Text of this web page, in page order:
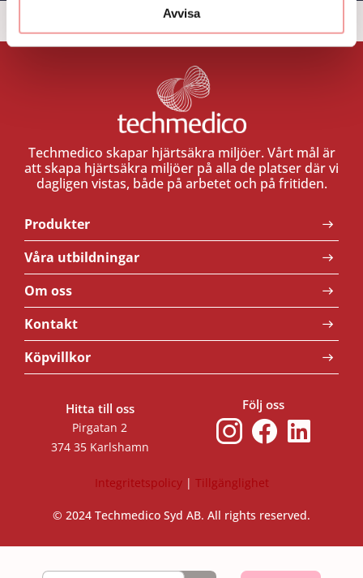
Avvisa
Techmedico skapar hjärtsäkra miljöer. Vårt mål är
att skapa hjärtsäkra miljöer på alla de platser där vi
dagligen vistas, både på arbetet och på fritiden.
Integritetspolicy| Tillgänglighet
© 2024 Techmedico Syd AB. All rights reserved.
Produkter
Våra utbildningar
Om oss
Kontakt
Köpvillkor
Hitta till oss
Pirgatan 2
374 35 Karlshamn
Följ oss